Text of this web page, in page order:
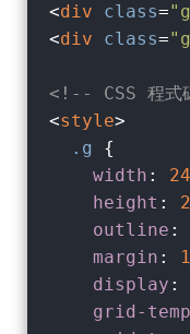
<div class=
<div class=
<!-- CSS 程
<style>
.g
{
width :
height :
outline :
margin :
display :
grid-